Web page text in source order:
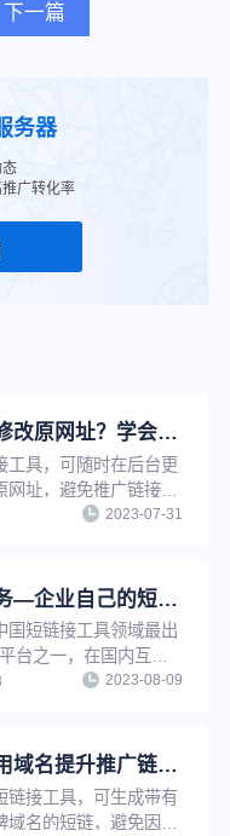
下一篇
务器
态
广转化率
短链接如何修改原网址？学会这招，让推广更轻松
工具，可随时在后台更
址，避免推广链接因
现打不开等情况。若短
省力，并节省推广资
2023-07-31
缩链短链服务—企业自己的短链接系统
国短链接工具领域最出
台之一，在国内互联
领域占有一席之地，功
接管理功能与推广服
2023-08-09
如何正确使用域名提升推广链接点击率？
链接工具，可生成带有
名的短链，避免因他